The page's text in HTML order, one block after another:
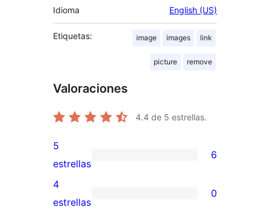
Idioma English (US)
Etiquetas: image images link
picture remove
Valoraciones
4.4 de 5 estrellas.
6
valoraciones
de
5
estrellas
6
0
4
estrellas
0